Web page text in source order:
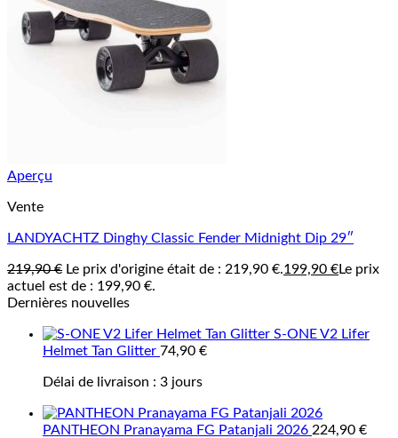
Aperçu
Vente
LANDYACHTZ Dinghy Classic Fender Midnight Dip 29″
219,90€ Le prix d'origine était de : 219,90 €.199,90 €Le prix
actuel est de : 199,90 €.
Dernières nouvelles
S-ONE V2 Lifer
Helmet Tan Glitter 74,90 €
Délai de livraison : 3 jours
PANTHEON Pranayama FG Patanjali 2026 224,90 €